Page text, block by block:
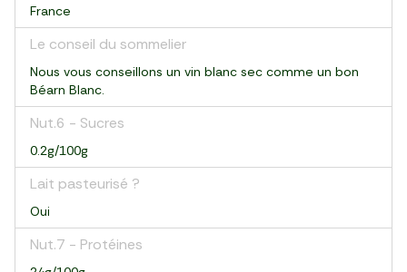
France
Le conseil du sommelier
Nous vous conseillons un vin blanc sec comme un bon
Béarn Blanc.
Nut.6 - Sucres
0.2g/100g
Lait pasteurisé ?
Oui
Nut.7 - Protéines